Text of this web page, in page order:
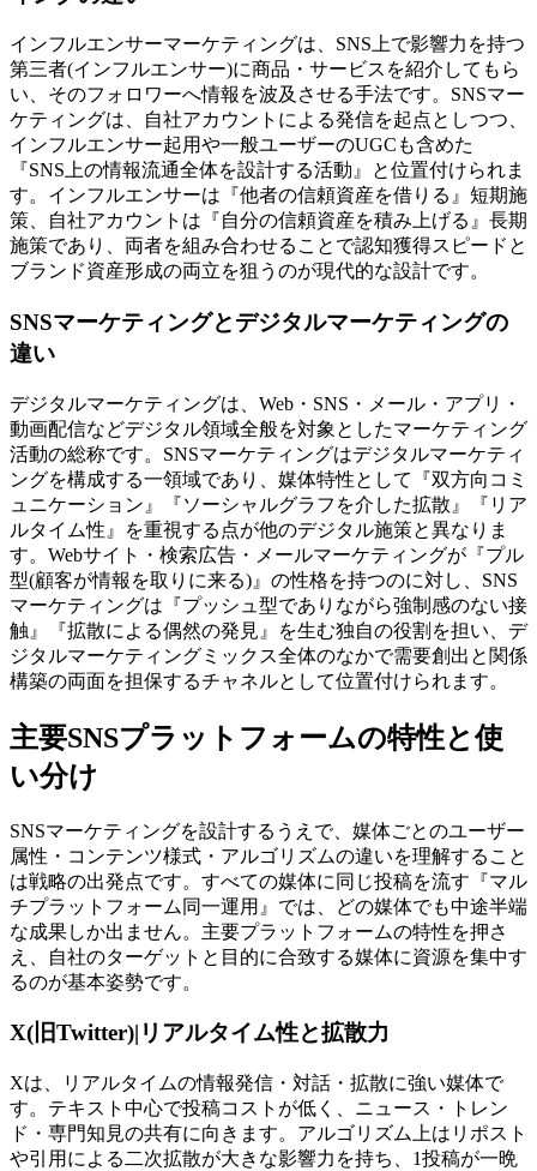
インフルエンサーマーケティングは、SNS上で影響力を持つ
第三者(インフルエンサー)に商品・サービスを紹介してもら
い、そのフォロワーへ情報を波及させる手法です。SNSマー
ケティングは、自社アカウントによる発信を起点としつつ、
インフルエンサー起用や一般ユーザーのUGCも含めた
『SNS上の情報流通全体を設計する活動』と位置付けられま
す。インフルエンサーは『他者の信頼資産を借りる』短期施
策、自社アカウントは『自分の信頼資産を積み上げる』長期
施策であり、両者を組み合わせることで認知獲得スピードと
ブランド資産形成の両立を狙うのが現代的な設計です。
SNSマーケティングとデジタルマーケティングの
違い
デジタルマーケティングは、Web・SNS・メール・アプリ・
動画配信などデジタル領域全般を対象としたマーケティング
活動の総称です。SNSマーケティングはデジタルマーケティ
ングを構成する一領域であり、媒体特性として『双方向コミ
ュニケーション』『ソーシャルグラフを介した拡散』『リア
ルタイム性』を重視する点が他のデジタル施策と異なりま
す。Webサイト・検索広告・メールマーケティングが『プル
型(顧客が情報を取りに来る)』の性格を持つのに対し、SNS
マーケティングは『プッシュ型でありながら強制感のない接
触』『拡散による偶然の発見』を生む独自の役割を担い、デ
ジタルマーケティングミックス全体のなかで需要創出と関係
構築の両面を担保するチャネルとして位置付けられます。
主要SNSプラットフォームの特性と使
い分け
SNSマーケティングを設計するうえで、媒体ごとのユーザー
属性・コンテンツ様式・アルゴリズムの違いを理解すること
は戦略の出発点です。すべての媒体に同じ投稿を流す『マル
チプラットフォーム同一運用』では、どの媒体でも中途半端
な成果しか出ません。主要プラットフォームの特性を押さ
え、自社のターゲットと目的に合致する媒体に資源を集中す
るのが基本姿勢です。
X(旧Twitter)|リアルタイム性と拡散力
Xは、リアルタイムの情報発信・対話・拡散に強い媒体で
す。テキスト中心で投稿コストが低く、ニュース・トレン
ド・専門知見の共有に向きます。アルゴリズム上はリポスト
や引用による二次拡散が大きな影響力を持ち、1投稿が一晩